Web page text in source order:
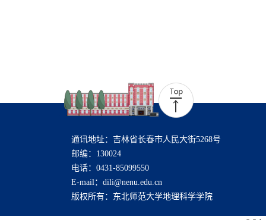
通讯地址：吉林省长春市人民大街5268号
邮编：130024
电话：0431-85099550
E-mail：dili@nenu.edu.cn
版权所有：东北师范大学地理科学学院